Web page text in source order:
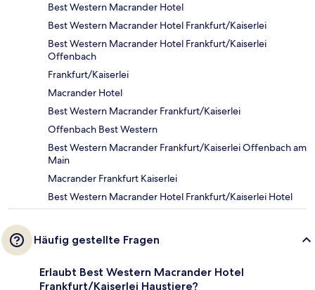
Best Western Macrander Hotel
Best Western Macrander Hotel Frankfurt/Kaiserlei
Best Western Macrander Hotel Frankfurt/Kaiserlei
Offenbach
Frankfurt/Kaiserlei
Macrander Hotel
Best Western Macrander Frankfurt/Kaiserlei
Offenbach Best Western
Best Western Macrander Frankfurt/Kaiserlei Offenbach am
Main
Macrander Frankfurt Kaiserlei
Best Western Macrander Hotel Frankfurt/Kaiserlei Hotel
Häufig gestellte Fragen
Erlaubt Best Western Macrander Hotel
Frankfurt/Kaiserlei Haustiere?